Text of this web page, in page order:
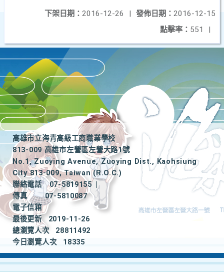
發佈日期： 2016-12-15
下架日期： 2016-12-26
|
點擊率： 551 |
高雄市立海青高級工商職業學校
813-009 高雄市左營區左營大路1號
No.1, Zuoying Avenue, Zuoying Dist., Kaohsiung
City 813-009, Taiwan (R.O.C.)
聯絡電話
07-5819155
|
傳真
07-5810087
電子信箱
最後更新
2019-11-26
總瀏覽人次
28811492
今日瀏覽人次
18335